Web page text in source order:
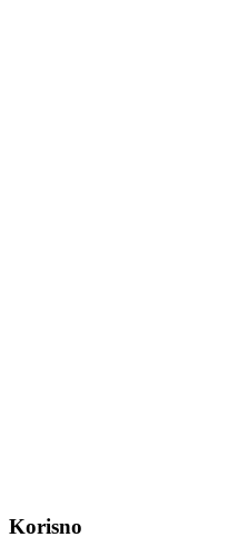
Korisno